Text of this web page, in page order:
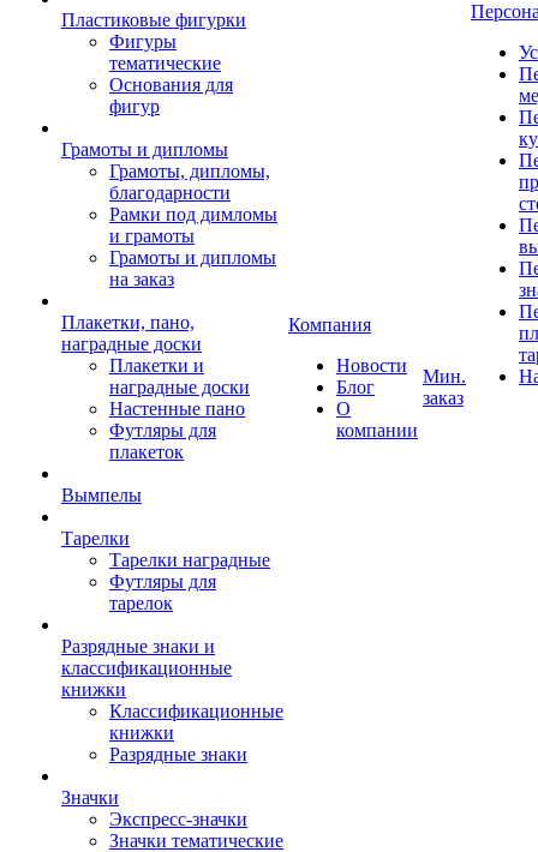
Пластиковые фигурки
Фигуры
тематические
Основания для
фигур
Грамоты и дипломы
Грамоты, дипломы,
благодарности
Рамки под димломы
и грамоты
Грамоты и дипломы
на заказ
Плакетки, пано,
наградные доски
Плакетки и
наградные доски
Настенные пано
Футляры для
плакеток
Вымпелы
Тарелки
Тарелки наградные
Футляры для
тарелок
Разрядные знаки и
классификационные
книжки
Классификационные
книжки
Разрядные знаки
Значки
Экспресс-значки
Значки тематические
Компания
Новости
Блог
О
компании
Мин.
заказ